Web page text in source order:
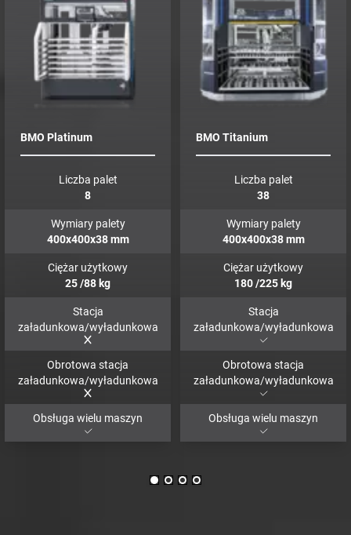
BMO Platinum
Liczba palet
8
Wymiary palety
400x400x38 mm
Ciężar użytkowy
25/88kg
Stacja
załadunkowa/wyładunkowa
Obrotowa stacja
załadunkowa/wyładunkowa
Obsługa wielu maszyn
BMO Titanium
Liczba palet
38
Wymiary palety
400x400x38 mm
Ciężar użytkowy
180/225kg
Stacja
załadunkowa/wyładunkowa
Obrotowa stacja
załadunkowa/wyładunkowa
Obsługa wielu maszyn